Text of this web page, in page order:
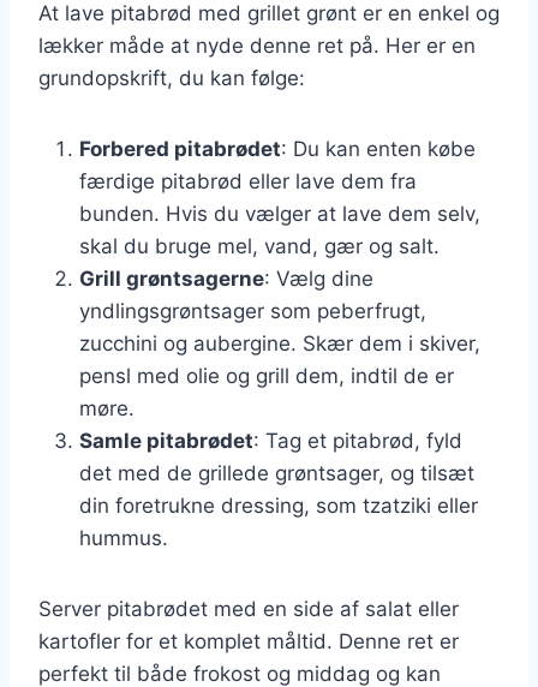
At lave pitabrød med grillet grønt er en enkel og
lækker måde at nyde denne ret på. Her er en
grundopskrift, du kan følge:
Forbered pitabrødet: Du kan enten købe
færdige pitabrød eller lave dem fra
bunden. Hvis du vælger at lave dem selv,
skal du bruge mel, vand, gær og salt.
Grill grøntsagerne: Vælg dine
yndlingsgrøntsager som peberfrugt,
zucchini og aubergine. Skær dem i skiver,
pensl med olie og grill dem, indtil de er
møre.
Samle pitabrødet: Tag et pitabrød, fyld
det med de grillede grøntsager, og tilsæt
din foretrukne dressing, som tzatziki eller
hummus.
Server pitabrødet med en side af salat eller
kartofler for et komplet måltid. Denne ret er
perfekt til både frokost og middag og kan